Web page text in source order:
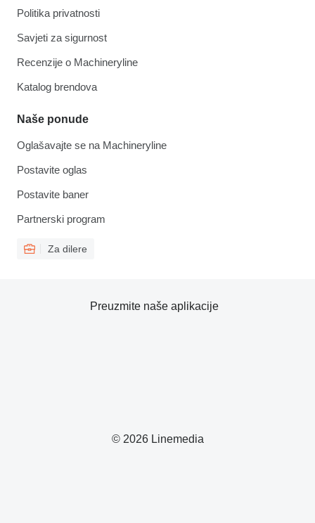
Politika privatnosti
Savjeti za sigurnost
Recenzije o Machineryline
Katalog brendova
Naše ponude
Oglašavajte se na Machineryline
Postavite oglas
Postavite baner
Partnerski program
Za dilere
© 2026 Linemedia
Preuzmite naše aplikacije